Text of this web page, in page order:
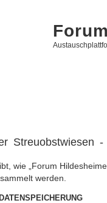
Streuobstwiesen -
wie „Forum
werden.